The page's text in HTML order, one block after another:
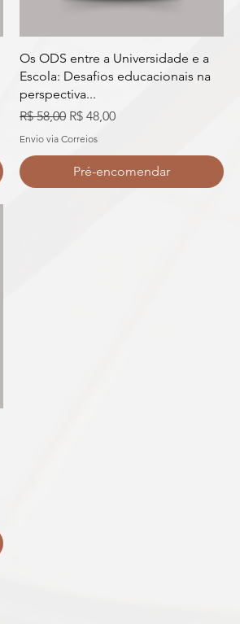
Os ODS entre a Universidade e a
Escola: Desafios educacionais na
perspectiva...
Preço normal
R$ 58,00 Preço promocional
R$ 48,00
Envio via Correios
Pré-encomendar